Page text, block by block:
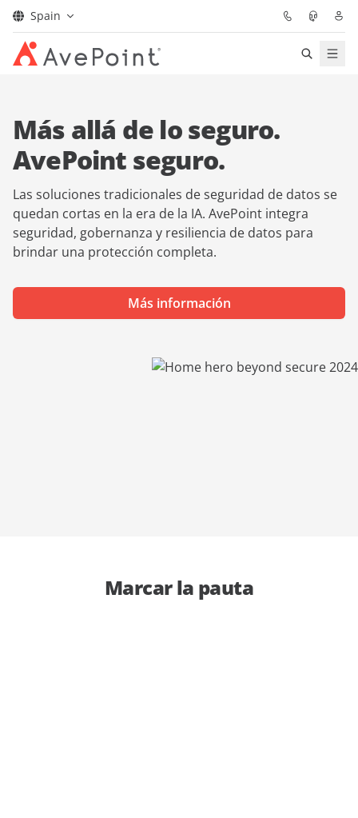
Spain
Confidence Platform
Partners
demo
Más allá de lo seguro.
AvePoint seguro.
Las soluciones tradicionales de seguridad de datos se
quedan cortas en la era de la IA. AvePoint integra
seguridad, gobernanza y resiliencia de datos para
brindar una protección completa.
Más información
Marcar la pauta